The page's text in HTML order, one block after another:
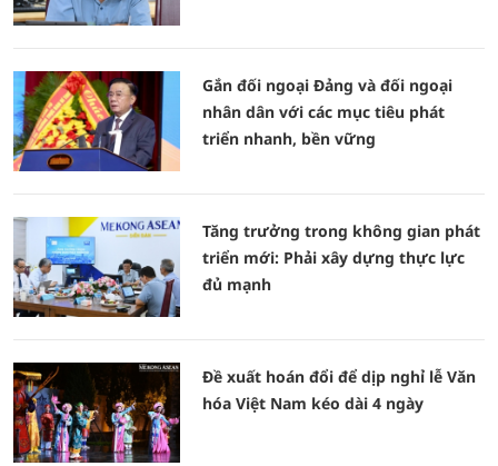
Gắn đối ngoại Đảng và đối ngoại
nhân dân với các mục tiêu phát
triển nhanh, bền vững
Tăng trưởng trong không gian phát
triển mới: Phải xây dựng thực lực
đủ mạnh
Đề xuất hoán đổi để dịp nghỉ lễ Văn
hóa Việt Nam kéo dài 4 ngày